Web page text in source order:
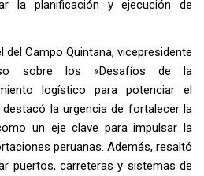
la planificación y ejecución de
del Campo Quintana, vicepresidente
sobre los «Desafíos de la
logístico para potenciar el
destacó la urgencia de fortalecer la
un eje clave para impulsar la
peruanas. Además, resaltó
puertos, carreteras y sistemas de